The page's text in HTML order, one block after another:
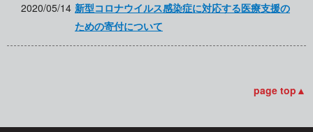
2020/05/14 新型コロナウイルス感染症に対応する医療支援の
ための寄付について
page top▲